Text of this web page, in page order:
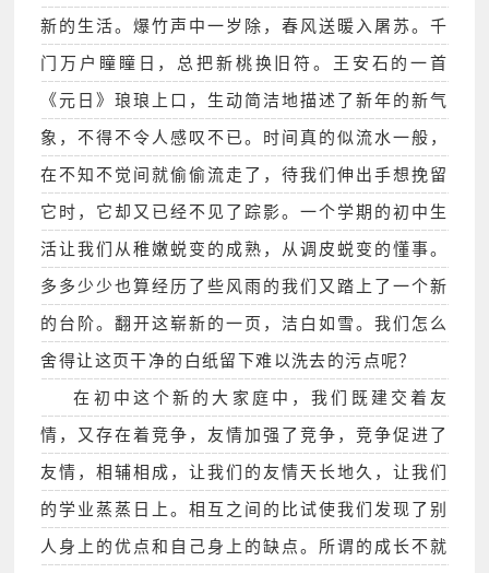
新的生活。爆竹声中一岁除，春风送暖入屠苏。千
门万户瞳瞳日，总把新桃换旧符。王安石的一首
《元日》琅琅上口，生动简洁地描述了新年的新气
象，不得不令人感叹不已。时间真的似流水一般，
在不知不觉间就偷偷流走了，待我们伸出手想挽留
它时，它却又已经不见了踪影。一个学期的初中生
活让我们从稚嫩蜕变的成熟，从调皮蜕变的懂事。
多多少少也算经历了些风雨的我们又踏上了一个新
的台阶。翻开这崭新的一页，洁白如雪。我们怎么
舍得让这页干净的白纸留下难以洗去的污点呢？
在初中这个新的大家庭中，我们既建交着友
情，又存在着竞争，友情加强了竞争，竞争促进了
友情，相辅相成，让我们的友情天长地久，让我们
的学业蒸蒸日上。相互之间的比试使我们发现了别
人身上的优点和自己身上的缺点。所谓的成长不就